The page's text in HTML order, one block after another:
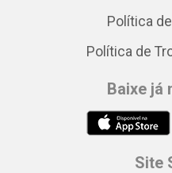
Política
Política de
Baixe já
Site